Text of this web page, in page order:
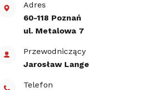
Adres
60-118 Poznań
ul. Metalowa 7
Przewodniczący
Jarosław Lange
Telefon